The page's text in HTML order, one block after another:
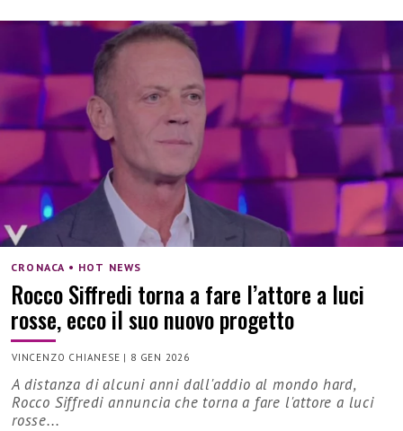
CRONACA • HOT NEWS
Rocco Siffredi torna a fare l’attore a luci
rosse, ecco il suo nuovo progetto
VINCENZO CHIANESE | 8 GEN 2026
A distanza di alcuni anni dall'addio al mondo hard,
Rocco Siffredi annuncia che torna a fare l'attore a luci
rosse...